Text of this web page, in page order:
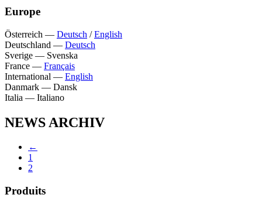
Europe
Österreich — Deutsch /English
Deutschland — Deutsch
Sverige — Svenska
France — Français
International — English
Danmark — Dansk
Italia — Italiano
NEWS ARCHIV
←
1
2
Produits